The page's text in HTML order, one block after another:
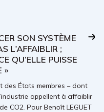
SON SYSTÈME
L’AFFAIBLIR ;
QU’ELLE PUISSE
»
des États membres – dont
appellent à affaiblir
CO2. Pour Benoît LEGUET